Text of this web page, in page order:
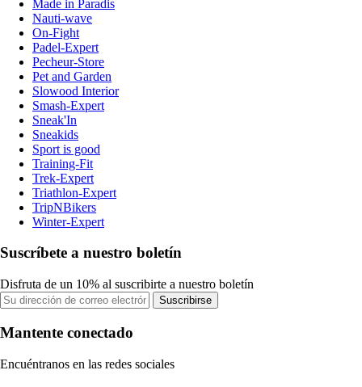
Made in Paradis
Nauti-wave
On-Fight
Padel-Expert
Pecheur-Store
Pet and Garden
Slowood Interior
Smash-Expert
Sneak'In
Sneakids
Sport is good
Training-Fit
Trek-Expert
Triathlon-Expert
TripNBikers
Winter-Expert
Suscríbete a nuestro boletín
Disfruta de un 10% al suscribirte a nuestro boletín
Suscribirse
Mantente conectado
Encuéntranos en las redes sociales